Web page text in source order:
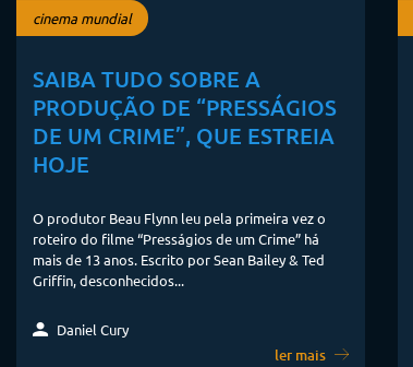
cinema mundial
SAIBA TUDO SOBRE A
PRODUÇÃO DE “PRESSÁGIOS
DE UM CRIME”, QUE ESTREIA
HOJE
O produtor Beau Flynn leu pela primeira vez o
roteiro do filme “Presságios de um Crime” há
mais de 13 anos. Escrito por Sean Bailey & Ted
Griffin, desconhecidos...
Daniel Cury
ler mais